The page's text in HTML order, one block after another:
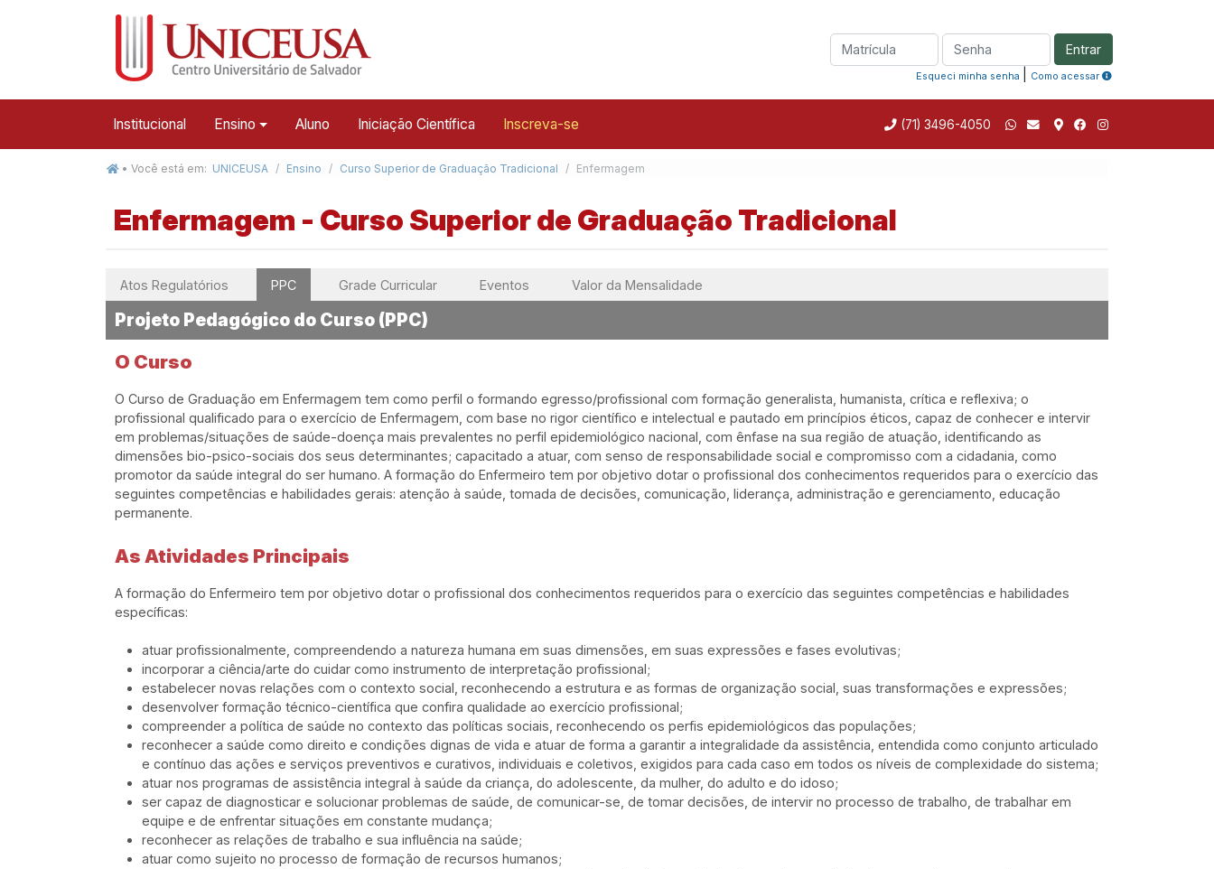
Entrar
Esqueci minha senha Como acessar
Institucional Ensino Aluno Iniciação Científica Inscreva-se (71) 3496-4050
• Você está em: UNICEUSA Ensino Curso Superior de Graduação Tradicional Enfermagem
Enfermagem - Curso Superior de Graduação Tradicional
Atos Regulatórios PPC Grade Curricular Eventos Valor da Mensalidade
Projeto Pedagógico do Curso (PPC)
O Curso
O Curso de Graduação em Enfermagem tem como perfil o formando egresso/profissional com formação generalista, humanista, crítica e reflexiva; o
profissional qualificado para o exercício de Enfermagem, com base no rigor científico e intelectual e pautado em princípios éticos, capaz de conhecer e intervir
em problemas/situações de saúde-doença mais prevalentes no perfil epidemiológico nacional, com ênfase na sua região de atuação, identificando as
dimensões bio-psico-sociais dos seus determinantes; capacitado a atuar, com senso de responsabilidade social e compromisso com a cidadania, como
promotor da saúde integral do ser humano. A formação do Enfermeiro tem por objetivo dotar o profissional dos conhecimentos requeridos para o exercício das
seguintes competências e habilidades gerais: atenção à saúde, tomada de decisões, comunicação, liderança, administração e gerenciamento, educação
permanente.
As Atividades Principais
A formação do Enfermeiro tem por objetivo dotar o profissional dos conhecimentos requeridos para o exercício das seguintes competências e habilidades
específicas:
atuar profissionalmente, compreendendo a natureza humana em suas dimensões, em suas expressões e fases evolutivas;
incorporar a ciência/arte do cuidar como instrumento de interpretação profissional;
estabelecer novas relações com o contexto social, reconhecendo a estrutura e as formas de organização social, suas transformações e expressões;
desenvolver formação técnico-científica que confira qualidade ao exercício profissional;
compreender a política de saúde no contexto das políticas sociais, reconhecendo os perfis epidemiológicos das populações;
reconhecer a saúde como direito e condições dignas de vida e atuar de forma a garantir a integralidade da assistência, entendida como conjunto articulado
e contínuo das ações e serviços preventivos e curativos, individuais e coletivos, exigidos para cada caso em todos os níveis de complexidade do sistema;
atuar nos programas de assistência integral à saúde da criança, do adolescente, da mulher, do adulto e do idoso;
ser capaz de diagnosticar e solucionar problemas de saúde, de comunicar-se, de tomar decisões, de intervir no processo de trabalho, de trabalhar em
equipe e de enfrentar situações em constante mudança;
reconhecer as relações de trabalho e sua influência na saúde;
atuar como sujeito no processo de formação de recursos humanos;